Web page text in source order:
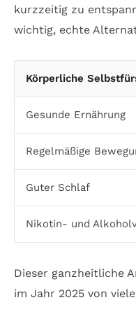
kurzzeitig zu
wichtig, echte
Körperliche
Gesunde Ernährung
Regelmäßige
Guter Schlaf
Nikotin- und
Dieser ganzheitliche
im Jahr 2025 von